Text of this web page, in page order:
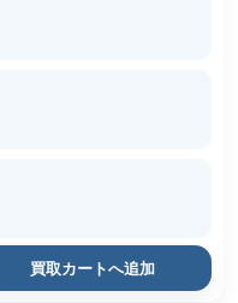
買取カートへ追加